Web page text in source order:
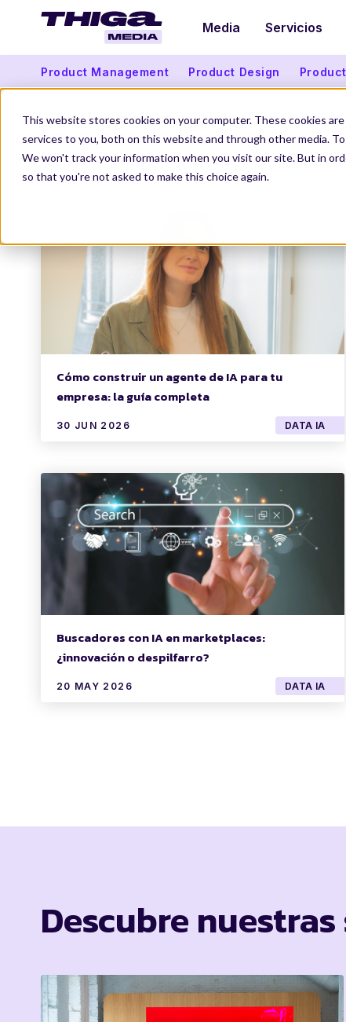
This website stores cookies on your computer. These cookies
services to you, both on this website and through other media.
We won't track your information when you visit our site. But in
so that you're not asked to make this choice again.
Media Servicios
Product Management Product Design
La guía de las AI Evals: cómo testar, medir y
monitorizar tus funcionalidades de IA en
producción
4 AGO 2026 DATA IA
Cómo construir un agente de IA para tu
empresa: la guía completa
30 JUN 2026 DATA IA
Buscadores con IA en marketplaces:
¿innovación o despilfarro?
20 MAY 2026 DATA IA
Descubre